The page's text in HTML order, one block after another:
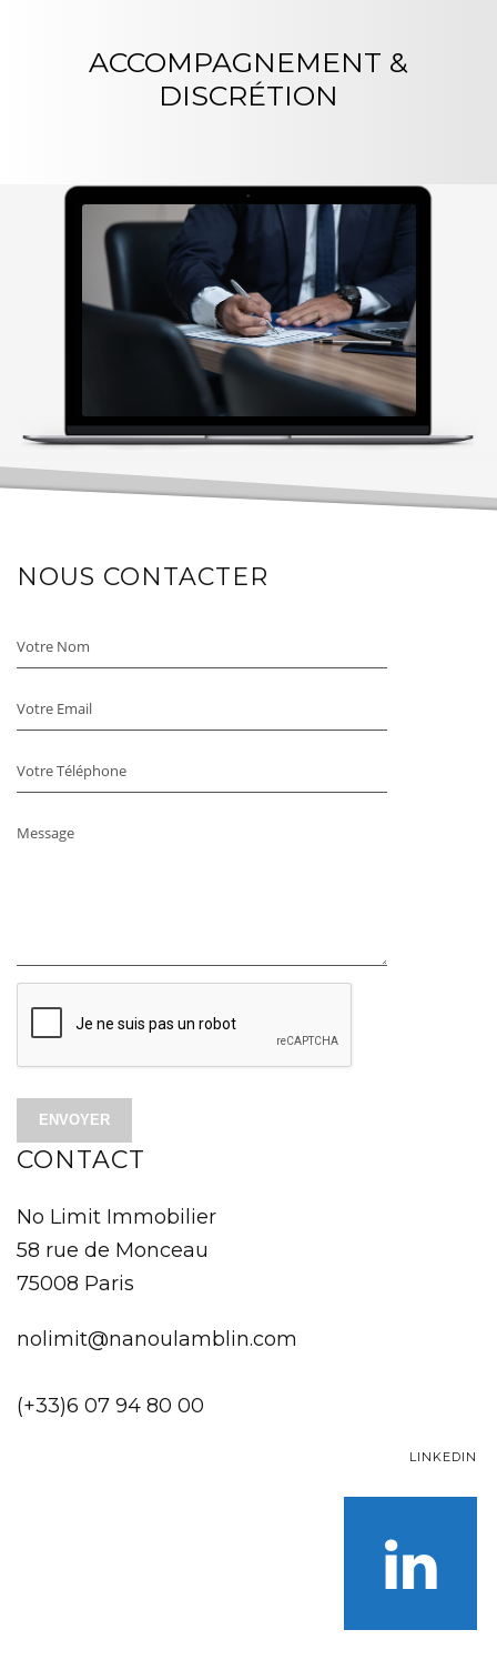
ACCOMPAGNEMENT &
DISCRÉTION
NOUS CONTACTER
Votre Nom
Votre Email
Votre Téléphone
Message
ENVOYER
CONTACT
No Limit Immobilier
58 rue de Monceau
75008 Paris
nolimit@nanoulamblin.com
(+33)6 07 94 80 00
LINKEDIN